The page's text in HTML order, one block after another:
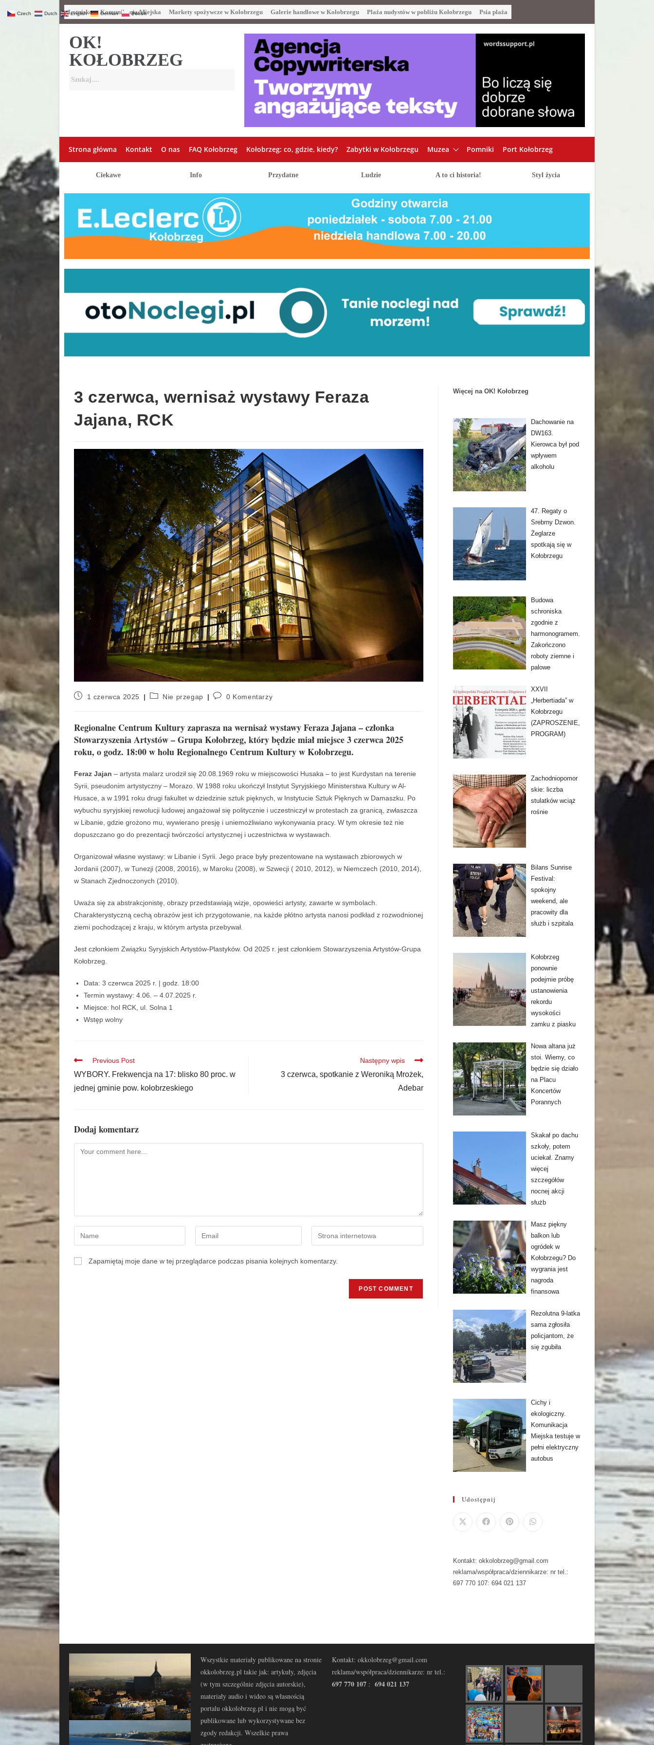
Lotnisko Komunikacja Miejska Markety spożywcze w Kołobrzegu Galerie handlowe w Kołobrzegu Plaża nudystów w pobliżu Kołobrzegu Psia plaża
OK!
KOŁOBRZEG
Strona główna Kontakt O nas FAQ Kołobrzeg Kołobrzeg: co, gdzie, kiedy? Zabytki w Kołobrzegu Muzea Pomniki Port Kołobrzeg
Ciekawe Info Przydatne Ludzie A to ci historia! Styl życia
3 czerwca, wernisaż wystawy Feraza
Jajana, RCK
1 czerwca 2025 Nie przegap 0 Komentarzy
Regionalne Centrum Kultury zaprasza na wernisaż wystawy Feraza Jajana – członka
Stowarzyszenia Artystów – Grupa Kołobrzeg, który będzie miał miejsce 3 czerwca 2025
roku, o godz. 18:00 w holu Regionalnego Centrum Kultury w Kołobrzegu.
Feraz Jajan – artysta malarz urodził się 20.08.1969 roku w miejscowości Husaka – to jest Kurdystan na terenie
Syrii, pseudonim artystyczny – Morazo. W 1988 roku ukończył Instytut Syryjskiego Ministerstwa Kultury w Al-
Husace, a w 1991 roku drugi fakultet w dziedzinie sztuk pięknych, w Instytucie Sztuk Pięknych w Damaszku. Po
wybuchu syryjskiej rewolucji ludowej angażował się politycznie i uczestniczył w protestach za granicą, zwłaszcza
w Libanie, gdzie grożono mu, wywierano presję i uniemożliwiano wykonywania pracy. W tym okresie też nie
dopuszczano go do prezentacji twórczości artystycznej i uczestnictwa w wystawach.
Organizował własne wystawy: w Libanie i Syrii. Jego prace były prezentowane na wystawach zbiorowych w
Jordanii (2007), w Tunezji (2008, 20016), w Maroku (2008), w Szwecji ( 2010, 2012), w Niemczech (2010, 2014),
w Stanach Zjednoczonych (2010).
Uważa się za abstrakcjonistę, obrazy przedstawiają wizje, opowieści artysty, zawarte w symbolach.
Charakterystyczną cechą obrazów jest ich przygotowanie, na każde płótno artysta nanosi podkład z rozwodnionej
ziemi pochodzącej z kraju, w którym artysta przebywał.
Jest członkiem Związku Syryjskich Artystów-Plastyków. Od 2025 r. jest członkiem Stowarzyszenia Artystów-Grupa
Kołobrzeg.
Data: 3 czerwca 2025 r. | godz. 18:00
Termin wystawy: 4.06. – 4.07.2025 r.
Miejsce: hol RCK, ul. Solna 1
Wstęp wolny
Previous Post
WYBORY. Frekwencja na 17: blisko 80 proc. w
jednej gminie pow. kołobrzeskiego
Następny wpis
3 czerwca, spotkanie z Weroniką Mrożek,
Adebar
Dodaj komentarz
Zapamiętaj moje dane w tej przeglądarce podczas pisania kolejnych komentarzy.
Więcej na OK! Kołobrzeg
Dachowanie na
DW163.
Kierowca był pod
wpływem
alkoholu
47. Regaty o
Srebrny Dzwon.
Żeglarze
spotkają się w
Kołobrzegu
Budowa
schroniska
zgodnie z
harmonogramem.
Zakończono
roboty ziemne i
palowe
XXVII
„Herbertiada” w
Kołobrzegu
(ZAPROSZENIE,
PROGRAM)
Zachodniopomor
skie: liczba
stulatków wciąż
rośnie
Bilans Sunrise
Festival:
spokojny
weekend, ale
pracowity dla
służb i szpitala
Kołobrzeg
ponownie
podejmie próbę
ustanowienia
rekordu
wysokości
zamku z piasku
Nowa altana już
stoi. Wiemy, co
będzie się działo
na Placu
Koncertów
Porannych
Skakał po dachu
szkoły, potem
uciekał. Znamy
więcej
szczegółów
nocnej akcji
służb
Masz piękny
balkon lub
ogródek w
Kołobrzegu? Do
wygrania jest
nagroda
finansowa
Rezolutna 9-latka
sama zgłosiła
policjantom, że
się zgubiła
Cichy i
ekologiczny.
Komunikacja
Miejska testuje w
pełni elektryczny
autobus
Udostępnij
Kontakt: okkolobrzeg@gmail.com
reklama/współpraca/dziennikarze: nr tel.:
697 770 107: 694 021 137
Wszystkie materiały publikowane na stronie
okkolobrzeg.pl takie jak: artykuły, zdjęcia
(w tym szczególnie zdjęcia autorskie),
materiały audio i wideo są własnością
portalu okkolobrzeg.pl i nie mogą być
publikowane lub wykorzystywane bez
zgody redakcji. Wszelkie prawa
Kontakt: okkolobrzeg@gmail.com
reklama/współpraca/dziennikarze: nr tel.:
697 770 107 : 694 021 137
Czech Dutch English German Polish